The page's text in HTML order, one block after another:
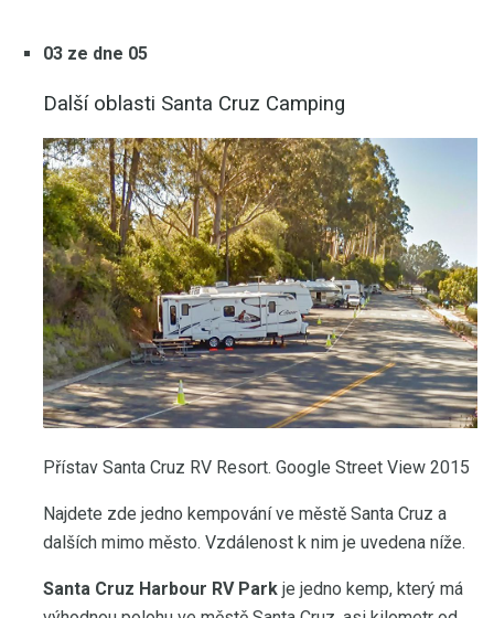
03 ze dne 05
Další oblasti Santa Cruz Camping
Přístav Santa Cruz RV Resort. Google Street View 2015
Najdete zde jedno kempování ve městě Santa Cruz a
dalších mimo město. Vzdálenost k nim je uvedena níže.
Santa Cruz Harbour RV Park je jedno kemp, který má